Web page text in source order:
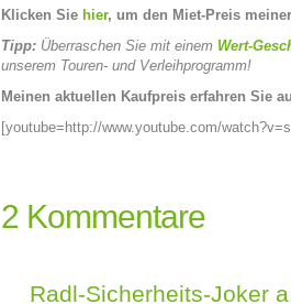
Klicken Sie hier, um den Miet-Preis
Tipp: Überraschen Sie mit einem Wert-
unserem Touren- und Verleihprogramm!
Meinen aktuellen Kaufpreis erfahren Sie
[youtube=http://www.youtube.com/
2 Kommentare
Radl-Sicherheits-Joker